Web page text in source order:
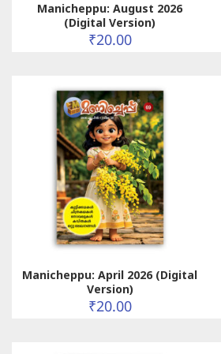
Manicheppu: August 2026
(Digital Version)
₹20.00
Manicheppu: April 2026 (Digital
Version)
₹20.00